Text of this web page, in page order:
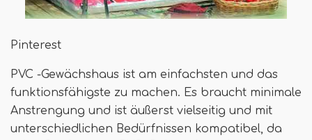
Pinterest
PVC -Gewächshaus ist am einfachsten und das
funktionsfähigste zu machen. Es braucht minimale
Anstrengung und ist äußerst vielseitig und mit
unterschiedlichen Bedürfnissen kompatibel, da